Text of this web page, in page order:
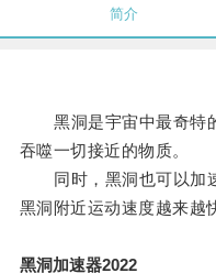
简介
黑洞是宇宙中最奇特的
吞噬一切接近的物质。
同时，黑洞也可以加速
黑洞附近运动速度越来越
黑洞加速器2022